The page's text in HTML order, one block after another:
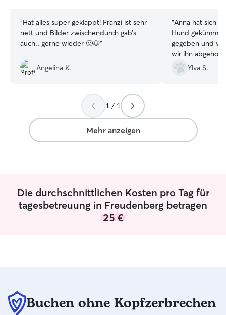
“Hat alles super geklappt! Franzi ist sehr
nett und Bilder zwischendurch gab’s
auch.. gerne wieder 🙂🐶”
Angelina K.
“Anna hat sich
Hund
gegeben und
wir ihn abgeholt
zufrieden. :)
Ylva S.
1 / 1
Mehr anzeigen
Die durchschnittlichen Kosten pro Tag für
tagesbetreuung in Freudenberg betragen
25 €
Buchen ohne Kopfzerbrechen